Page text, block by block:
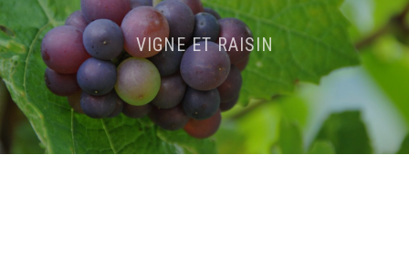
VIGNE ET RAISIN